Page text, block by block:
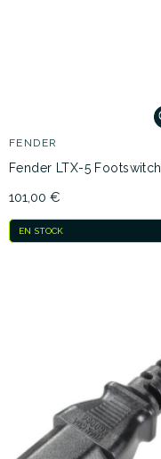
FENDER
Fender LTX-5 Footswitch
101,00 €
EN STOCK